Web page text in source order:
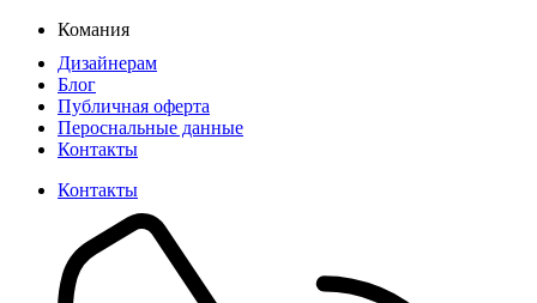
Комания
Дизайнерам
Блог
Публичная оферта
Пероснальные данные
Контакты
Контакты